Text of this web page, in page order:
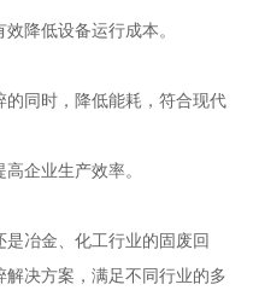
降低设备运行成本。
同时，降低能耗，符合现代
企业生产效率。
冶金、化工行业的固废回
决方案，满足不同行业的多